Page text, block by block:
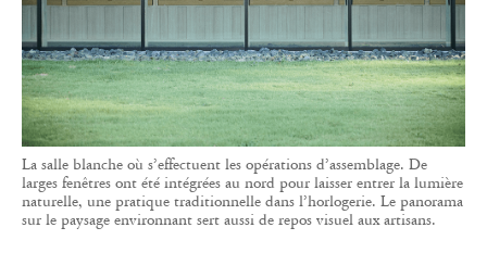
La salle blanche où s’effectuent les opérations d’assemblage. De
larges fenêtres ont été intégrées au nord pour laisser entrer la lumière
naturelle, une pratique traditionnelle dans l’horlogerie. Le panorama
sur le paysage environnant sert aussi de repos visuel aux artisans.